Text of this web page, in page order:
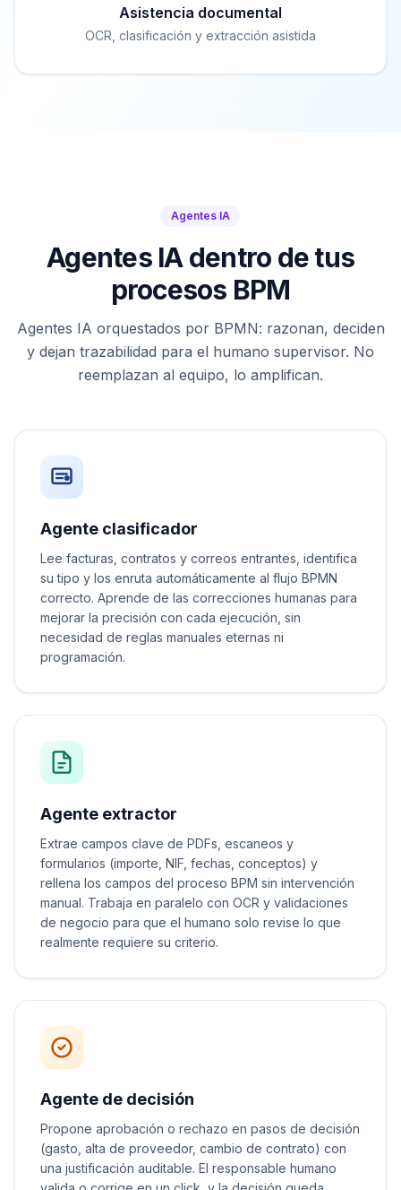
Asistencia documental
OCR, clasificación y extracción asistida
Agentes IA
Agentes IA dentro de tus
procesos BPM
Agentes IA orquestados por BPMN: razonan, deciden
y dejan trazabilidad para el humano supervisor. No
reemplazan al equipo, lo amplifican.
Agente clasificador
Lee facturas, contratos y correos entrantes, identifica
su tipo y los enruta automáticamente al flujo BPMN
correcto. Aprende de las correcciones humanas para
mejorar la precisión con cada ejecución, sin
necesidad de reglas manuales eternas ni
programación.
Agente extractor
Extrae campos clave de PDFs, escaneos y
formularios (importe, NIF, fechas, conceptos) y
rellena los campos del proceso BPM sin intervención
manual. Trabaja en paralelo con OCR y validaciones
de negocio para que el humano solo revise lo que
realmente requiere su criterio.
Agente de decisión
Propone aprobación o rechazo en pasos de decisión
(gasto, alta de proveedor, cambio de contrato) con
una justificación auditable. El responsable humano